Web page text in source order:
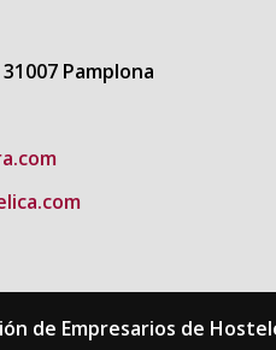
Pamplona
de Empresarios de